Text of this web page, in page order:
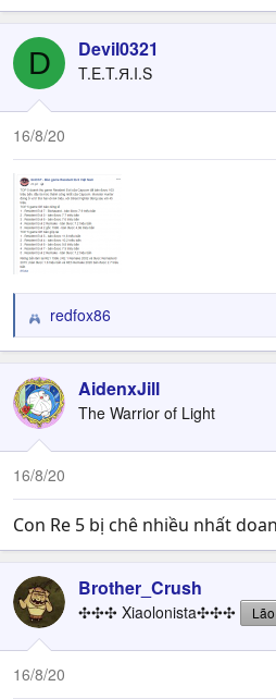
D Devil0321
T.E.T.Я.I.S
16/8/20
R
e
c
t
i
o
n
redfox86
AidenxJill
The Warrior of Light
16/8/20
Con Re 5 bị chê nhiều nhất
Brother_Crush
✣✣✣ Xiaolonista✣✣✣
16/8/20